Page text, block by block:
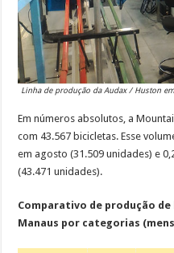
Linha de produção da Audax / Huston
Em números absolutos, a
com 43.567 bicicletas. Esse
em agosto (31.509 unidades) e
(43.471 unidades).
Comparativo de produção
Manaus por categorias